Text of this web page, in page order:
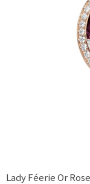
Lady Féerie Or